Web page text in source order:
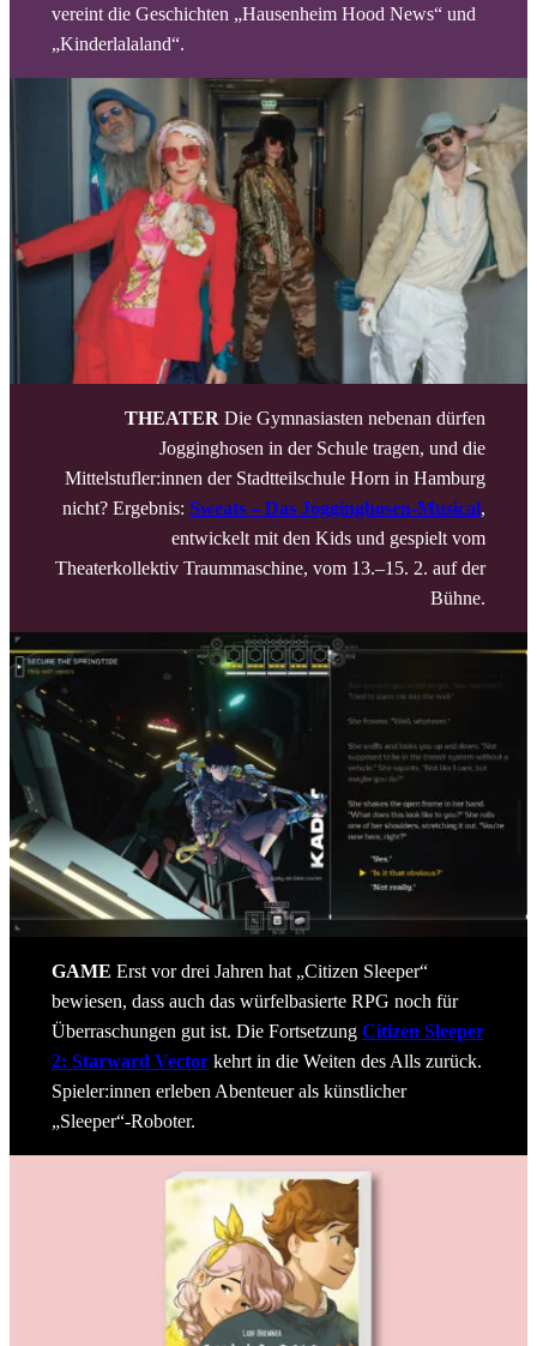
vereint die Geschichten „Hausenheim Hood News“ und
„Kinderlalaland“.
THEATER Die Gymnasiasten nebenan dürfen
Jogginghosen in der Schule tragen, und die
Mittelstufler:innen der Stadtteilschule Horn in Hamburg
nicht? Ergebnis:Sweats – Das Jogginghosen-Musical,
entwickelt mit den Kids und gespielt vom
Theaterkollektiv Traummaschine, vom 13.–15. 2. auf der
Bühne.
GAME Erst vor drei Jahren hat „Citizen Sleeper“
bewiesen, dass auch das würfelbasierte RPG noch für
Überraschungen gut ist. Die Fortsetzung Citizen Sleeper
2: Starward Vectorkehrt in die Weiten des Alls zurück.
Spieler:innen erleben Abenteuer als künstlicher
„Sleeper“-Roboter.